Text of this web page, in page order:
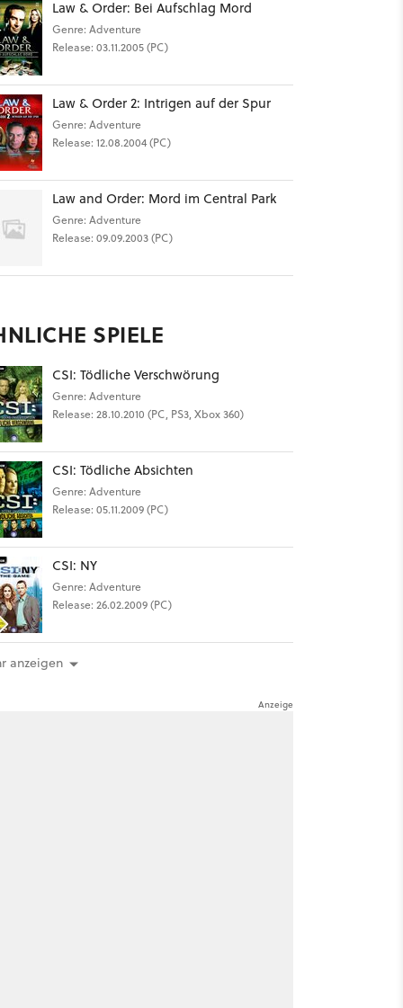
Law & Order: Bei Aufschlag Mord
Genre: Adventure
Release: 03.11.2005 (PC)
Law & Order 2: Intrigen auf der Spur
Genre: Adventure
Release: 12.08.2004 (PC)
Law and Order: Mord im Central Park
Genre: Adventure
Release: 09.09.2003 (PC)
SPIELE
CSI: Tödliche Verschwörung
Genre: Adventure
Release: 28.10.2010 (PC, PS3, Xbox 360)
CSI: Tödliche Absichten
Genre: Adventure
Release: 05.11.2009 (PC)
CSI: NY
Genre: Adventure
Release: 26.02.2009 (PC)
anzeigen